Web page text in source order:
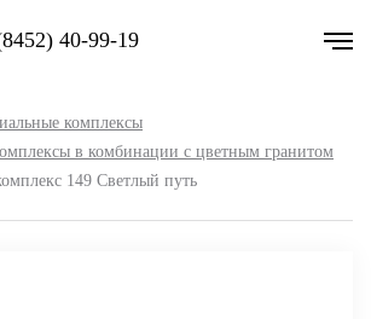
40-99-19
комплексы
в комбинации с цветным гранитом
149 Светлый путь